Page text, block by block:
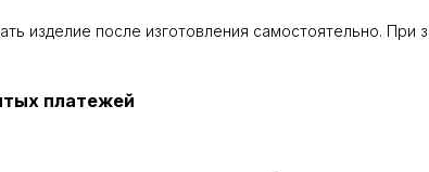
изделие после изготовления самостоятельно. При
платежей